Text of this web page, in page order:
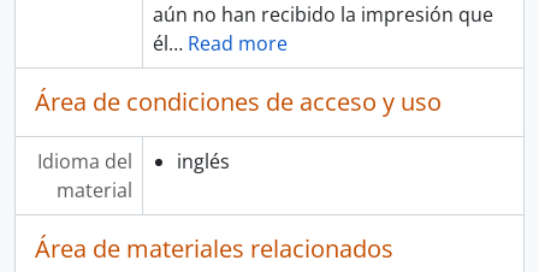
aún no han recibido la impresión que
él… Read more
Área de condiciones de acceso y uso
Idioma del
material
inglés
Área de materiales relacionados